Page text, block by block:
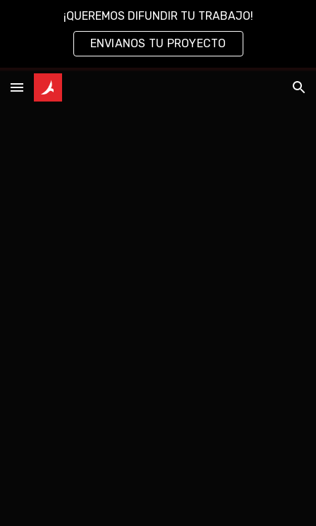
Skip to main content
¡QUEREMOS DIFUNDIR TU TRABAJO!
ENVIANOS TU PROYECTO